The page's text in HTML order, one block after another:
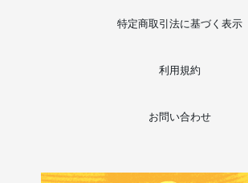
特定商取引法に基づく表示
利用規約
お問い合わせ